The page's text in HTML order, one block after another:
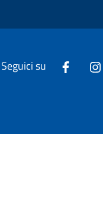
Seguici su